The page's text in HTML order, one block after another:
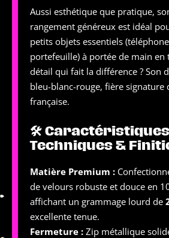
Aussi esthétique que pratique,
rangement généreux est idéal
petits objets essentiels
portefeuille) à portée de main en
détail qui fait la différence ? Son
bleu-blanc-rouge, fière signature
française.
🛠 Caractéristiques
Techniques &
Matière Premium :
de velours robuste et douce en
affichant un grammage lourd de
excellente tenue.
Fermeture : Zip métallique